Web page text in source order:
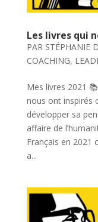
Les livres qui
PAR STÉPHANIE
COACHING,
Mes livres 2021
nous ont inspirés
développer sa
affaire de
Français en 2021
a...